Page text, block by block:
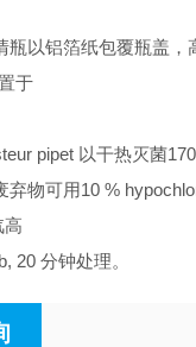
瓶以铝箔纸包覆瓶盖，
于
pipet 以干热灭菌170
弃物可用10 %
高
20 分钟处理。